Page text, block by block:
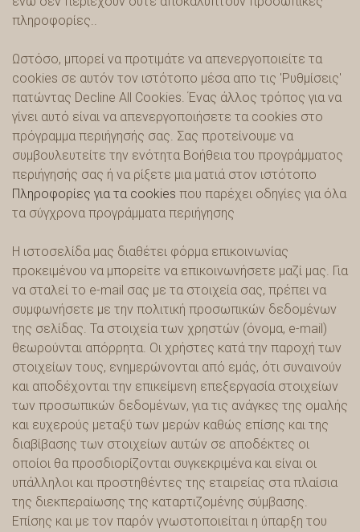
πληροφορίες..
Ωστόσο, μπορεί να προτιμάτε να απενεργοποιείτε τα
cookies σε αυτόν τον ιστότοπο μέσα απο τις 'Ρυθμίσεις'
πατώντας Decline All Cookies. Ένας άλλος τρόπος για να
γίνει αυτό είναι να απενεργοποιήσετε τα cookies στο
πρόγραμμα περιήγησής σας. Σας προτείνουμε να
συμβουλευτείτε την ενότητα Βοήθεια του προγράμματος
περιήγησής σας ή να ρίξετε μια ματιά στον ιστότοπο
Πληροφορίες για τα cookies που παρέχει οδηγίες για όλα
τα σύγχρονα προγράμματα περιήγησης
H ιστοσελίδα μας διαθέτει φόρμα επικοινωνίας
προκειμένου να μπορείτε να επικοινωνήσετε μαζί μας. Για
να σταλεί το e-mail σας με τα στοιχεία σας, πρέπει να
συμφωνήσετε με την πολιτική προσωπικών δεδομένων
της σελίδας. Τα στοιχεία των χρηστών (όνομα, e-mail)
θεωρούνται απόρρητα. Οι χρήστες κατά την παροχή των
στοιχείων τους, ενημερώνονται από εμάς, ότι συναινούν
και αποδέχονται την επικείμενη επεξεργασία στοιχείων
των προσωπικών δεδομένων, για τις ανάγκες της ομαλής
και ευχερούς μεταξύ των μερών καθώς επίσης και της
διαβίβασης των στοιχείων αυτών σε αποδέκτες οι
οποίοι θα προσδιορίζονται συγκεκριμένα και είναι οι
υπάλληλοι και προστηθέντες της εταιρείας στα πλαίσια
της διεκπεραίωσης της καταρτιζομένης σύμβασης.
Επίσης και με τον παρόν γνωστοποιείται η ύπαρξη του